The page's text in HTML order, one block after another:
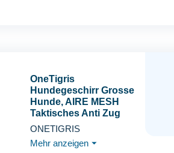
OneTigris
Hundegeschirr Grosse
Hunde, AIRE MESH
Taktisches Anti Zug
Geschirr mit 2 Griff
Brustgeschirr No Pull
ONETIGRIS
Mehr anzeigen ⏷